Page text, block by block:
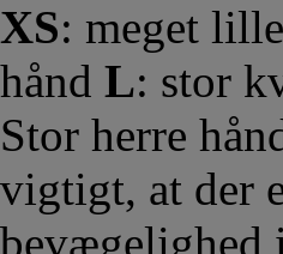
XS: meget
hånd L: stor
Stor herre
vigtigt, at der
bevægelighed